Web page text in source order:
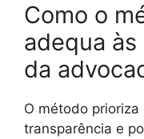
Como o
adequa
da
O método
transparência e